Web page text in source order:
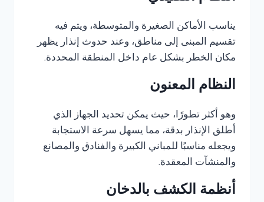
يناسب الأماكن الصغيرة والمتوسطة، ويتم فيه
تقسيم المبنى إلى مناطق، وعند حدوث إنذار يظهر
مكان الخطر بشكل عام داخل المنطقة المحددة.
النظام المعنون
وهو أكثر تطورًا، حيث يمكن تحديد الجهاز الذي
أطلق الإنذار بدقة، مما يسهل سرعة الاستجابة
ويجعله مناسبًا للمباني الكبيرة والفنادق والمصانع
والمنشآت المعقدة.
أنظمة الكشف بالدخان